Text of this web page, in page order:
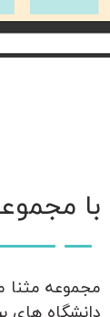
با
مجموعه مثنا